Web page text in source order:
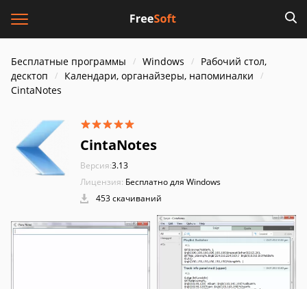
Бесплатные программы Windows
Рабочий стол,
десктоп
Календари, органайзеры, напоминалки
CintaNotes
CintaNotes
Версия:3.13
Лицензия: Бесплатно для Windows
453 скачиваний